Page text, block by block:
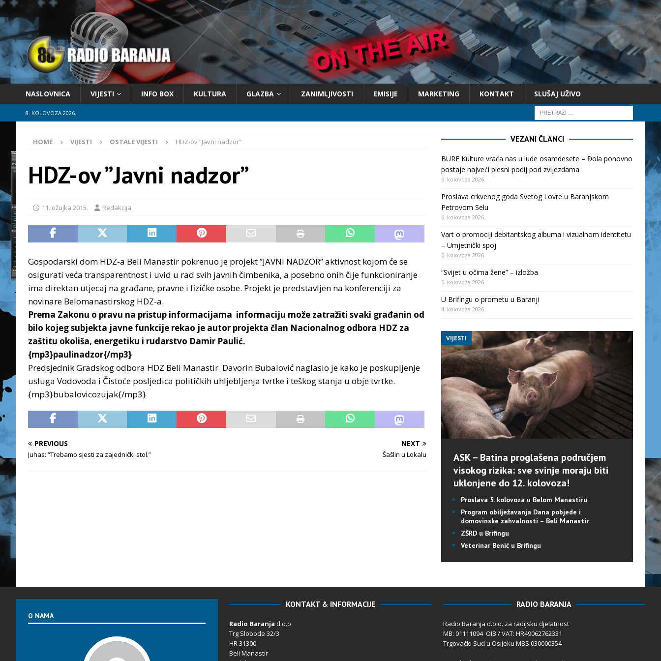
NASLOVNICA VIJESTI INFO BOX KULTURA GLAZBA ZANIMLJIVOSTI EMISIJE MARKETING KONTAKT SLUŠAJ UŽIVO
8. KOLOVOZA 2026.
HOME VIJESTI OSTALE VIJESTI HDZ-ov ”Javni nadzor”
HDZ-ov ”Javni nadzor”
11. ožujka 2015. Redakcija
Gospodarski dom HDZ-a Beli Manastir pokrenuo je projekt ”JAVNI NADZOR” aktivnost kojom će se
osigurati veća transparentnost i uvid u rad svih javnih čimbenika, a posebno onih čije funkcioniranje
ima direktan utjecaj na građane, pravne i fizičke osobe. Projekt je predstavljen na konferenciji za
novinare Belomanastirskog HDZ-a.
Prema Zakonu o pravu na pristup informacijama informaciju može zatražiti svaki građanin od
bilo kojeg subjekta javne funkcije rekao je autor projekta član Nacionalnog odbora HDZ za
zaštitu okoliša, energetiku i rudarstvo Damir Paulić.
{mp3}paulinadzor{/mp3}
Predsjednik Gradskog odbora HDZ Beli Manastir Davorin Bubalović naglasio je kako je poskupljenje
usluga Vodovoda i Čistoće posljedica političkih uhljebljenja tvrtke i teškog stanja u obje tvrtke.
{mp3}bubalovicozujak{/mp3}
PREVIOUS
Juhas: “Trebamo sjesti za zajednički stol.”
NEXT
Šašlin u Lokalu
VEZANI ČLANCI
BURE Kulture vraća nas u lude osamdesete – Đola ponovno
postaje najveći plesni podij pod zvijezdama
6. kolovoza 2026.
Proslava crkvenog goda Svetog Lovre u Baranjskom
Petrovom Selu
6. kolovoza 2026.
Vart o promociji debitantskog albuma i vizualnom identitetu
– Umjetnički spoj
6. kolovoza 2026.
“Svijet u očima žene” – izložba
5. kolovoza 2026.
U Brifingu o prometu u Baranji
4. kolovoza 2026.
VIJESTI
ASK – Batina proglašena područjem
visokog rizika: sve svinje moraju biti
uklonjene do 12. kolovoza!
Proslava 5. kolovoza u Belom Manastiru
Program obilježavanja Dana pobjede i
domovinske zahvalnosti – Beli Manastir
ZŠRD u Brifingu
Veterinar Benić u Brifingu
O NAMA
KONTAKT & INFORMACIJE
Radio Baranja d.o.o
Trg Slobode 32/3
HR 31300
Beli Manastir
RADIO BARANJA
Radio Baranja d.o.o. za radijsku djelatnost
MB: 01111094 OIB / VAT: HR49062762331
Trgovački Sud u Osijeku MBS:030000354